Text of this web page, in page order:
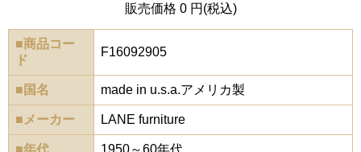
販売価格 0 円(税込)
■商品コー
ド
F16092905
■国名 made in u.s.a.アメリカ製
■メーカー LANE furniture
■年代 1950～60年代